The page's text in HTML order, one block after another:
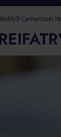
a Pheirianneg
Daearyddiaeth a
ac Effaith
BioHYB Cynhyrchion